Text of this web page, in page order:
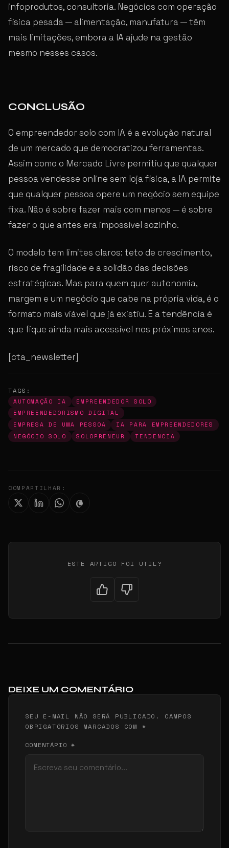
infoprodutos, consultoria. Negócios com operação
física pesada — alimentação, manufatura — têm
mais limitações, embora a IA ajude na gestão
mesmo nesses casos.
CONCLUSÃO
O empreendedor solo com IA é a evolução natural
de um mercado que democratizou ferramentas.
Assim como o Mercado Livre permitiu que qualquer
pessoa vendesse online sem loja física, a IA permite
que qualquer pessoa opere um negócio sem equipe
fixa. Não é sobre fazer mais com menos — é sobre
fazer o que antes era impossível sozinho.
O modelo tem limites claros: teto de crescimento,
risco de fragilidade e a solidão das decisões
estratégicas. Mas para quem quer autonomia,
margem e um negócio que cabe na própria vida, é o
formato mais viável que já existiu. E a tendência é
que fique ainda mais acessível nos próximos anos.
[cta_newsletter]
TAGS:
AUTOMAÇÃO IA
EMPREENDEDOR SOLO
EMPREENDEDORISMO DIGITAL
EMPRESA DE UMA PESSOA
IA PARA EMPREENDEDORES
NEGÓCIO SOLO
SOLOPRENEUR TENDENCIA
COMPARTILHAR:
ESTE ARTIGO FOI ÚTIL?
DEIXE UM COMENTÁRIO
SEU E-MAIL NÃO SERÁ PUBLICADO. CAMPOS
OBRIGATÓRIOS MARCADOS COM *
COMENTÁRIO *